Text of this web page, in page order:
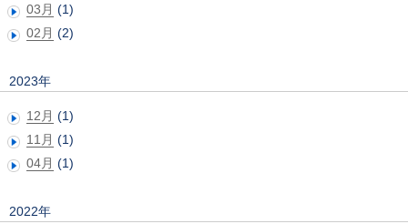
03月 (1)
02月 (2)
2023年
12月 (1)
11月 (1)
04月 (1)
2022年